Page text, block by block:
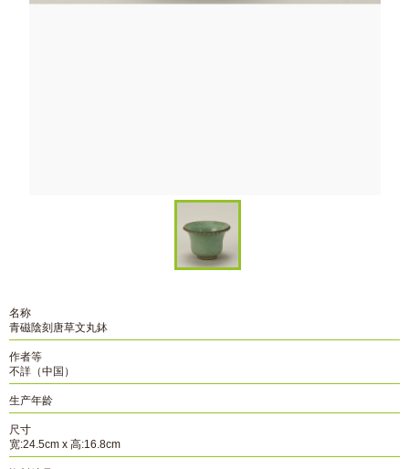
名称
青磁陰刻唐草文丸鉢
作者等
不詳（中国）
生产年龄
尺寸
宽:24.5cm x 高:16.8cm